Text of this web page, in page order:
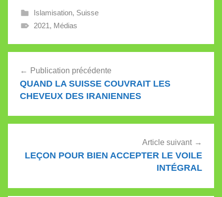
Islamisation, Suisse
2021, Médias
de
l’article
Publication précédente
QUAND LA SUISSE COUVRAIT LES
CHEVEUX DES IRANIENNES
Article suivant
LEÇON POUR BIEN ACCEPTER LE VOILE
INTÉGRAL